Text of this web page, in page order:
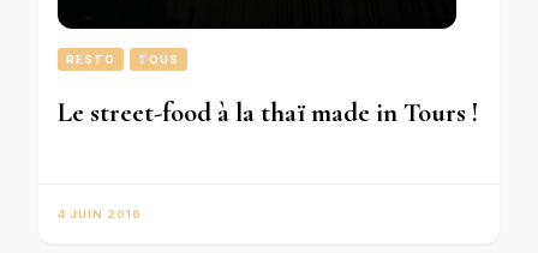
RESTO TOUS
Le street-food à la thaï made in Tours !
4 JUIN 2016